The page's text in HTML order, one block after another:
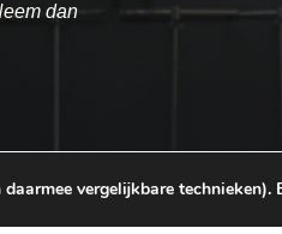
dan
vergelijkbare technieken).